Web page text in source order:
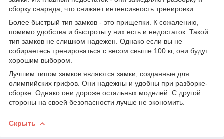
сборку снаряда, что снижает интенсивность тренировки.
Более быстрый тип замков - это прищепки. К сожалению,
помимо удобства и быстроты у них есть и недостаток. Такой
тип замков не слишком надежен. Однако если вы не
собираетесь тренироваться с весом свыше 100 кг, они будут
хорошим выбором.
Лучшим типом замков являются замки, созданные для
олимпийских грифов. Они надежны и удобны при разборке-
сборке. Однако они дороже остальных моделей. С другой
стороны на своей безопасности лучше не экономить.
Скрыть